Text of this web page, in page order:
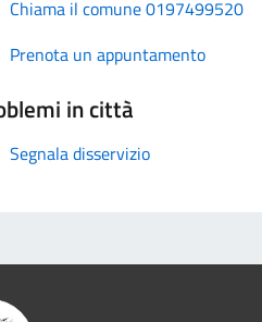
Chiama il comune 0197499520
Prenota un appuntamento
in città
Segnala disservizio